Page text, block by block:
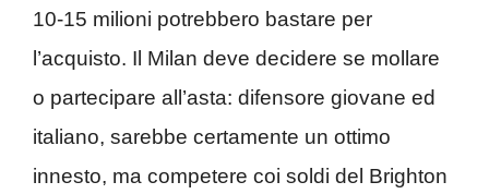
10-15 milioni potrebbero bastare per
l’acquisto. Il Milan deve decidere se mollare
o partecipare all’asta: difensore giovane ed
italiano, sarebbe certamente un ottimo
innesto, ma competere coi soldi del Brighton